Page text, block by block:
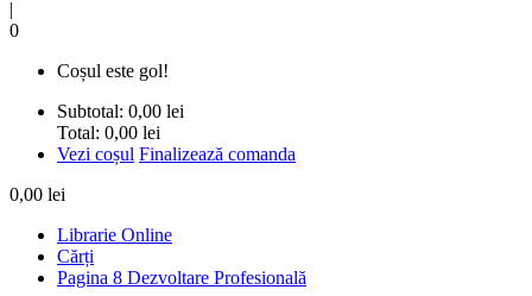
|
0
Coșul este gol!
Subtotal: 0,00 lei
Total: 0,00 lei
Vezi coșul Finalizează comanda
0,00 lei
Librarie Online
Cărți
Pagina 8 Dezvoltare Profesională